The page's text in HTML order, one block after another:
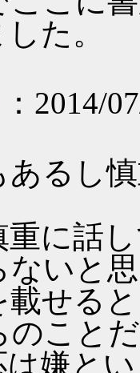
た。
：2014/
あるし
重に話
ないと
載せる
のこと
嫌と